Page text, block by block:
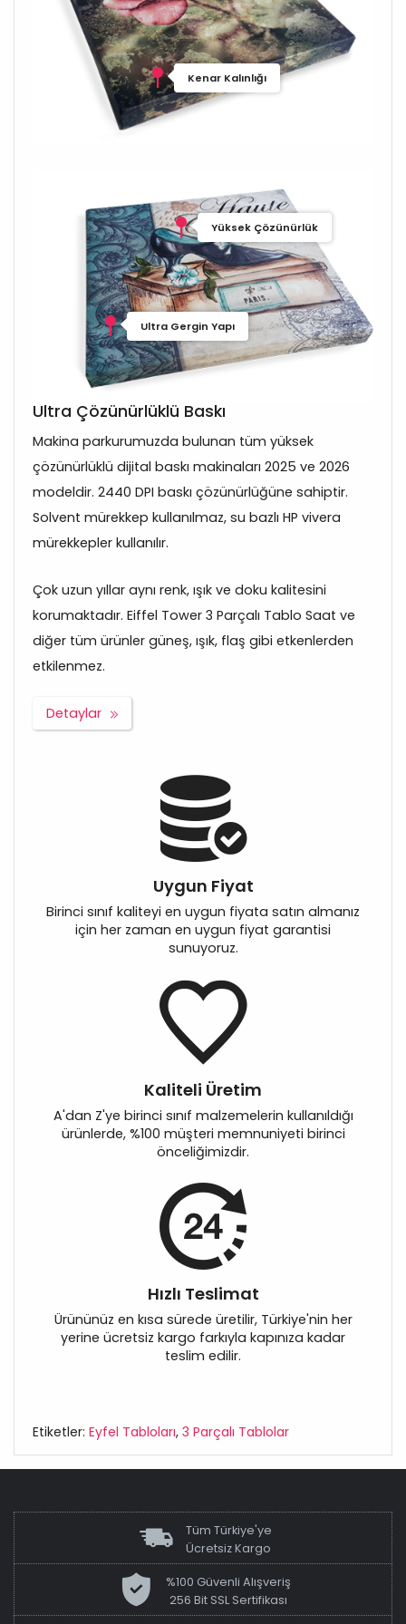
Kenar Kalınlığı
Yüksek Çözünürlük
Ultra Gergin Yapı
Ultra Çözünürlüklü Baskı
Makina parkurumuzda bulunan tüm yüksek
çözünürlüklü dijital baskı makinaları 2025 ve 2026
modeldir. 2440 DPI baskı çözünürlüğüne sahiptir.
Solvent mürekkep kullanılmaz, su bazlı HP vivera
mürekkepler kullanılır.
Çok uzun yıllar aynı renk, ışık ve doku kalitesini
korumaktadır. Eiffel Tower 3 Parçalı Tablo Saat ve
diğer tüm ürünler güneş, ışık, flaş gibi etkenlerden
etkilenmez.
Detaylar
Uygun Fiyat
Birinci sınıf kaliteyi en uygun fiyata satın almanız
için her zaman en uygun fiyat garantisi
sunuyoruz.
Kaliteli Üretim
A'dan Z'ye birinci sınıf malzemelerin kullanıldığı
ürünlerde, %100 müşteri memnuniyeti birinci
önceliğimizdir.
Hızlı Teslimat
Ürününüz en kısa sürede üretilir, Türkiye'nin her
yerine ücretsiz kargo farkıyla kapınıza kadar
teslim edilir.
Etiketler: Eyfel Tabloları, 3 Parçalı Tablolar
Tüm Türkiye'ye
Ücretsiz Kargo
%100 Güvenli Alışveriş
256 Bit SSL Sertifikası